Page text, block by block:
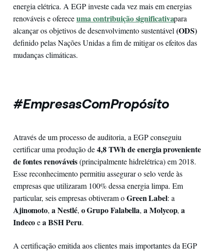
energia elétrica. A EGP investe cada vez mais em energias
renováveis e ofereceuma contribuição significativapara
alcançar os objetivos de desenvolvimento sustentável (ODS)
definido pelas Nações Unidas a fim de mitigar os efeitos das
mudanças climáticas.
#EmpresasComPropósito
Através de um processo de auditoria, a EGP conseguiu
certificar uma produção de4,8 TWh de energia proveniente
de fontes renováveis(principalmente hidrelétrica) em 2018.
Esse reconhecimento permitiu assegurar o selo verde às
empresas que utilizaram 100% dessa energia limpa. Em
particular, seis empresas obtiveram oGreen Label: a
Ajinomoto,a Nestlé, o Grupo Falabella,a Molycop,a
Indecoea BSH Peru.
A certificação emitida aos clientes mais importantes da EGP